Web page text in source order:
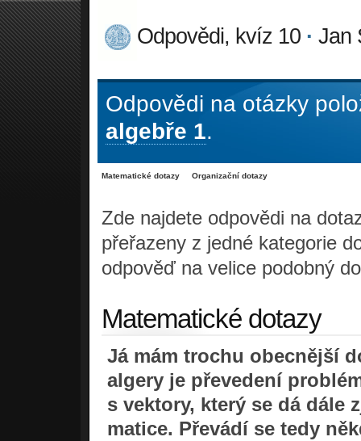
Odpovědi, kvíz 10 · Jan
Odpovědi na otázky
algebře 1.
Matematické dotazy Organizační dotazy
Zde najdete odpovědi na
přeřazeny z jedné kategorie
odpověď na velice podobný
Matematické dotazy
Já mám trochu obecnější
algery je převedení
s vektory, který se dá dále
matice. Převádí se tedy